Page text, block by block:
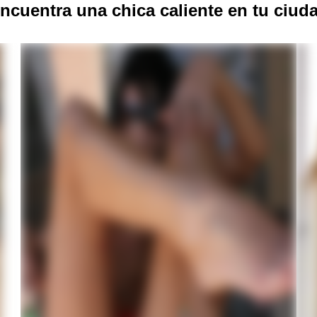
una chica caliente en tu